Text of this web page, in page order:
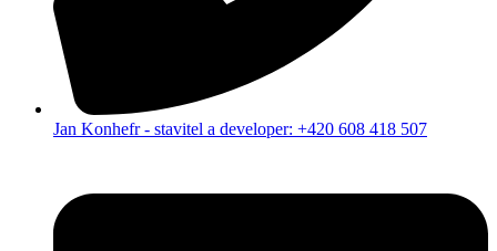
Jan Konhefr - stavitel a developer: +420 608 418 507